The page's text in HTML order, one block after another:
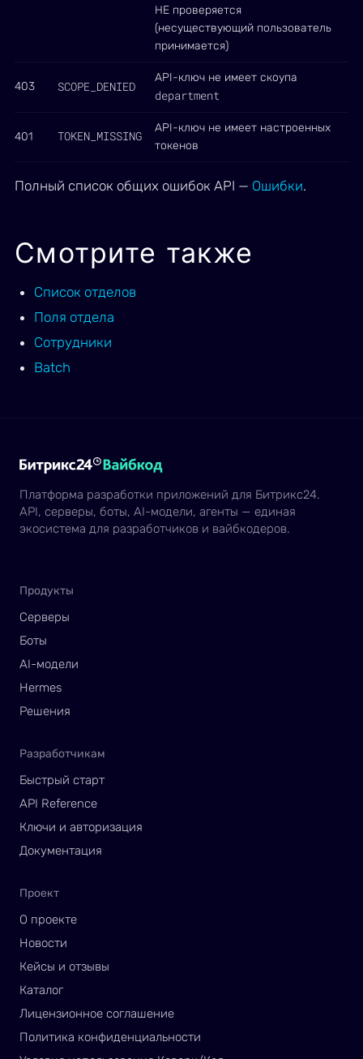
НЕ проверяется
(несуществующий пользователь
принимается)
403 SCOPE_DENIED
API-ключ не имеет скоупа
department
401 TOKEN_MISSING
API-ключ не имеет настроенных
токенов
Полный список общих ошибок API — Ошибки.
Смотрите также
Список отделов
Поля отдела
Сотрудники
Batch
Платформа разработки приложений для Битрикс24.
API, серверы, боты, AI-модели, агенты — единая
экосистема для разработчиков и вайбкодеров.
Продукты
Серверы
Боты
AI-модели
Hermes
Решения
Разработчикам
Быстрый старт
API Reference
Ключи и авторизация
Документация
Проект
О проекте
Новости
Кейсы и отзывы
Каталог
Лицензионное соглашение
Политика конфиденциальности